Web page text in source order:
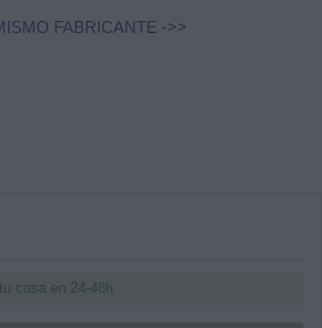
FABRICANTE ->>
casa en 24-48h